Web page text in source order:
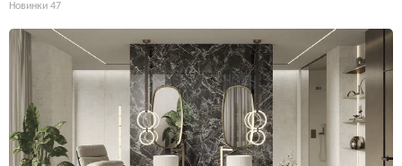
Новинки 47